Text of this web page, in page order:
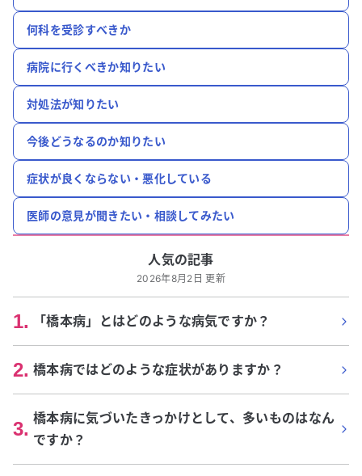
何科を受診すべきか
病院に行くべきか知りたい
対処法が知りたい
今後どうなるのか知りたい
症状が良くならない・悪化している
医師の意見が聞きたい・相談してみたい
人気の記事
2026年8月2日 更新
1. 「橋本病」とはどのような病気ですか？
2. 橋本病ではどのような症状がありますか？
3. 橋本病に気づいたきっかけとして、多いものはなん
ですか？